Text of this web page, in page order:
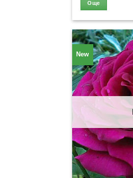
Още
New